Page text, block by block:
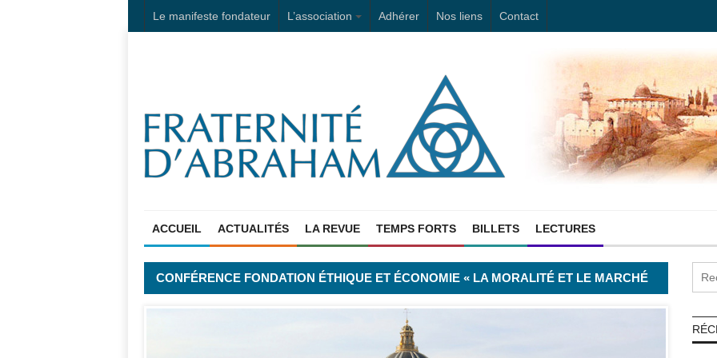
Le manifeste fondateur L’association Adhérer Nos liens Contact
ACCUEIL ACTUALITÉS LA REVUE TEMPS FORTS BILLETS LECTURES
CONFÉRENCE FONDATION ÉTHIQUE ET ÉCONOMIE « LA MORALITÉ ET LE MARCHÉ
»